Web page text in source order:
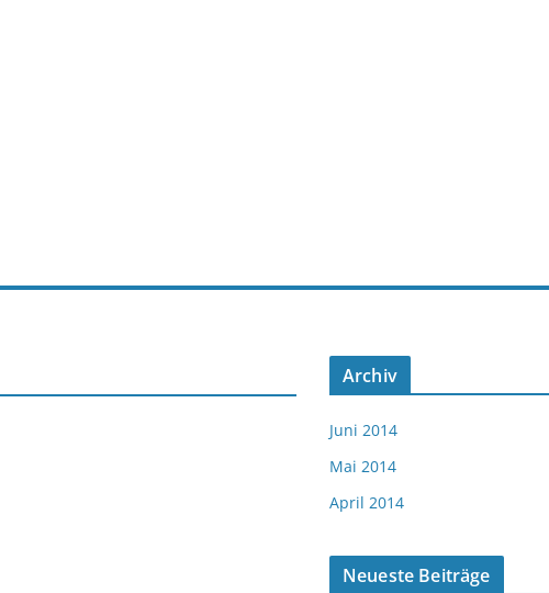
Archiv
Juni 2014
Mai 2014
April 2014
Neueste Beiträge